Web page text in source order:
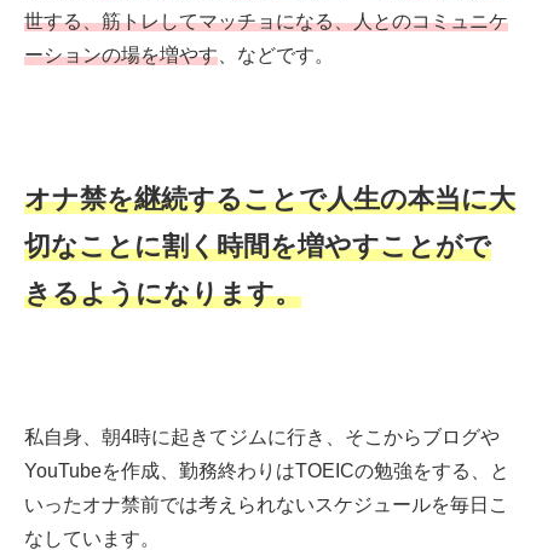
世する、筋トレしてマッチョになる、人とのコミュニケ
ーションの場を増やす 、などです。
オナ禁を継続することで人生の本当に大
切なことに割く時間を増やすことがで
きるようになります。
私自身、朝4時に起きてジムに行き、そこからブログや
YouTubeを作成、勤務終わりはTOEICの勉強をする、と
いったオナ禁前では考えられないスケジュールを毎日こ
なしています。